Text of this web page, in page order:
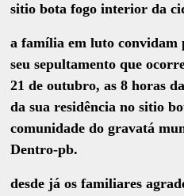
sitio bota fogo interior da
a família em luto convidam
seu sepultamento que
21 de outubro, as 8 horas
da sua residência no sitio
comunidade do gravatá
Dentro-pb.
desde já os familiares